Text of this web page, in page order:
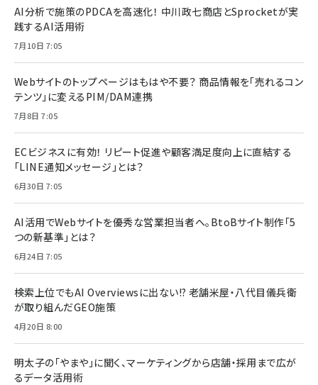
AI分析で施策のPDCAを高速化！ 中川政七商店とSprocketが実
践するAI活用術
7月10日 7:05
Webサイトのトップページはもはや不要？ 商品情報を「売れるコン
テンツ」に変えるPIM/DAM連携
7月8日 7:05
ECビジネスに有効！ リピート促進や顧客満足度向上に直結する
「LINE通知メッセージ」とは？
6月30日 7:05
AI活用でWebサイトを優秀な営業担当者へ。BtoBサイト制作「5
つの新基準」とは？
6月24日 7:05
検索上位でもAI Overviewsに出ない!? 老舗米屋・八代目儀兵衛
が取り組んだGEO施策
4月20日 8:00
明太子の「やまや」に聞く、マーケティングから店舗・採用まで広が
るデータ活用術